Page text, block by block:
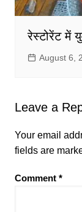
रेस्टोरेंट में
August 6,
Leave a
Your email
fields are
Comment *